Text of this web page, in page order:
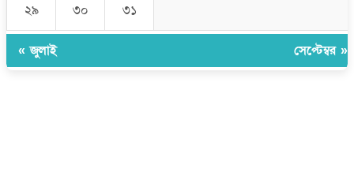
২৯ ৩০ ৩১
« জুলাই সেপ্টেম্বর »